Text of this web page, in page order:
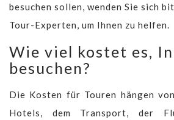
besuchen sollen, wenden Sie sich
Tour-Experten, um Ihnen zu helfen.
Wie viel kostet es,
besuchen?
Die Kosten für Touren hängen
Hotels, dem Transport, der